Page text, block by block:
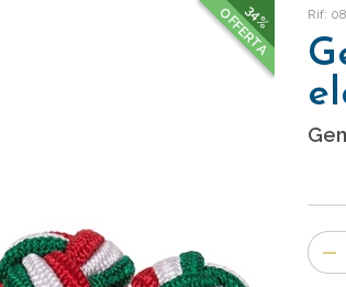
34%
OFFERTA Rif:
di